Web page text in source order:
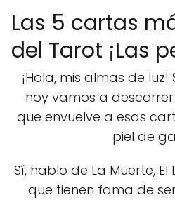
Las 5 cartas
del Tarot ¡Las
¡Hola, mis almas de luz!
hoy vamos a
que envuelve a esas
piel de
Sí, hablo de La Muerte, El
que tienen fama de